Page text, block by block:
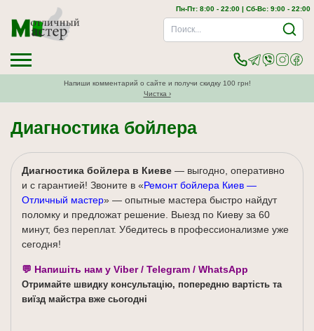
Пн-Пт: 8:00 - 22:00 | Сб-Вс: 9:00 - 22:00
Напиши комментарий о сайте и получи скидку 100 грн!
Чистка ›
Диагностика бойлера
Диагностика бойлера в Киеве — выгодно, оперативно
и с гарантией! Звоните в «Ремонт бойлера Киев —
Отличный мастер» — опытные мастера быстро найдут
поломку и предложат решение. Выезд по Киеву за 60
минут, без переплат. Убедитесь в профессионализме уже
сегодня!
💬 Напишіть нам у Viber / Telegram / WhatsApp
Отримайте швидку консультацію, попередню вартість та
виїзд майстра вже сьогодні